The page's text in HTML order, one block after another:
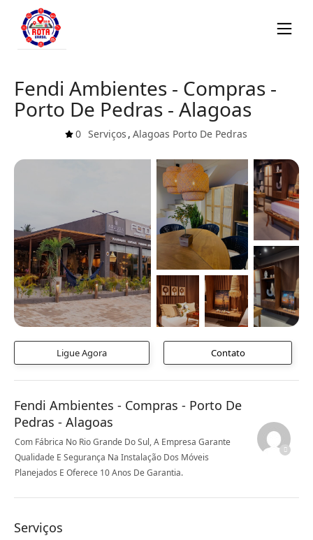
Fendi Ambientes - Compras -
Porto De Pedras - Alagoas
0 Serviços , Alagoas Porto De Pedras
Ligue Agora Contato
Fendi Ambientes - Compras - Porto De
Pedras - Alagoas
Com Fábrica No Rio Grande Do Sul, A Empresa Garante
Qualidade E Segurança Na Instalação Dos Móveis
Planejados E Oferece 10 Anos De Garantia.
Serviços